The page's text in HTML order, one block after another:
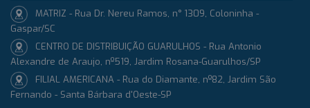
MATRIZ - Rua Dr. Nereu Ramos, n° 1309, Coloninha -
Gaspar/SC
CENTRO DE DISTRIBUIÇÃO GUARULHOS - Rua Antonio
Alexandre de Araujo, nº519, Jardim Rosana-Guarulhos/SP
FILIAL AMERICANA - Rua do Diamante, nº82, Jardim São
Fernando - Santa Bárbara d'Oeste-SP